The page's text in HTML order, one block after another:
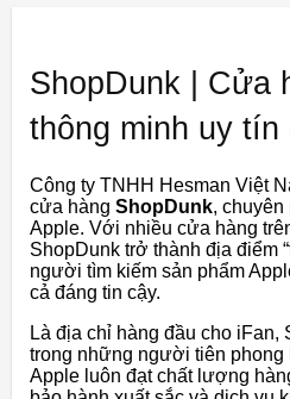
ShopDunk | Cửa
thông minh uy
Công ty TNHH Hesman Việt
cửa hàng ShopDunk, chuyên
Apple. Với nhiều cửa hàng
ShopDunk trở thành địa điểm
người tìm kiếm sản phẩm
cả đáng tin cậy.
Là địa chỉ hàng đầu cho iFan,
trong những người tiên phong
Apple luôn đạt chất lượng